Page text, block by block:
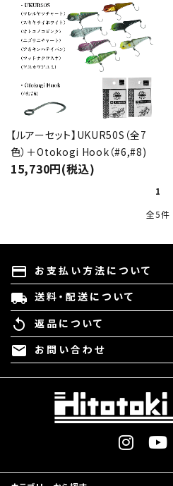
【ルアーセット】UKUR50S（全7
色）＋Otokogi Hook（#6,#8)
15,730円(税込)
1
全5件
payment お支払い方法について
local_shipping 送料・配送について
replay 返品について
mail お問い合わせ